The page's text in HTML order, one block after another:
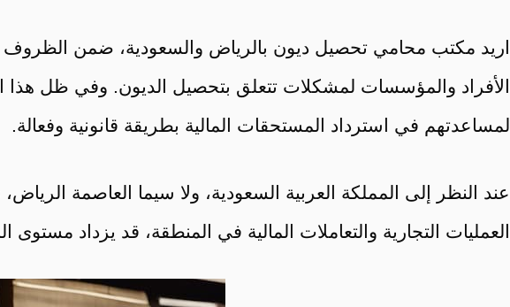
اريد مكتب محامي تحصيل ديون بالرياض والسعودية، ضمن الظروف
الأفراد والمؤسسات لمشكلات تتعلق بتحصيل الديون. وفي ظل هذا
لمساعدتهم في استرداد المستحقات المالية بطريقة قانونية وفعالة.
عند النظر إلى المملكة العربية السعودية، ولا سيما العاصمة
العمليات التجارية والتعاملات المالية في المنطقة، قد يزداد